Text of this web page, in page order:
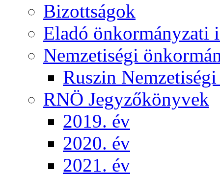
Bizottságok
Eladó önkormányzati
Nemzetiségi
Ruszin
RNÖ Jegyzőkönyvek
2019. év
2020. év
2021. év